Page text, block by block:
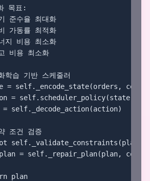
목표:
준수율 최대화
가동률 최적화
지 비용 최소화
비용 최소화
습 기반 스케줄러
= self._encode_state(orders,
= self.scheduler_policy(state)
= self._decode_action(action)
조건 검증
self._validate_constraints(plan,
= self._repair_plan(plan,
plan